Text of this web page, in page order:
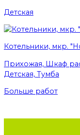
Детская
Котельники, мкр.
Прихожая, Шкаф
Детская, Тумба
Больше работ